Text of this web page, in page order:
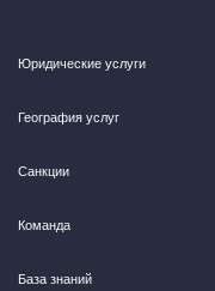
Юридические услуги
География услуг
Санкции
Команда
База знаний